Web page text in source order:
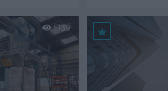
Ver más
5139